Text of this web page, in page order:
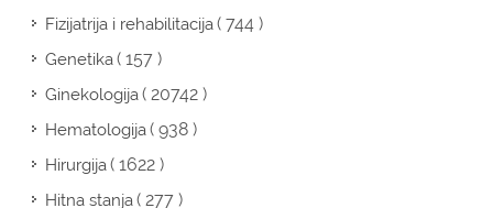
Fizijatrija i rehabilitacija( 744 )
Genetika( 157 )
Ginekologija( 20742 )
Hematologija( 938 )
Hirurgija( 1622 )
Hitna stanja( 277 )